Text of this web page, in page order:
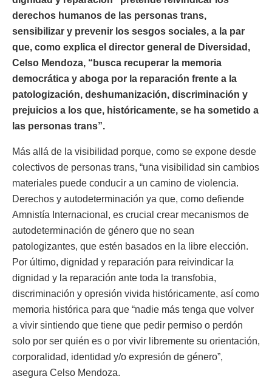
derechos humanos de las personas trans,
sensibilizar y prevenir los sesgos sociales, a la par
que, como explica el director general de Diversidad,
Celso Mendoza, “busca recuperar la memoria
democrática y aboga por la reparación frente a la
patologización, deshumanización, discriminación y
prejuicios a los que, históricamente, se ha sometido a
las personas trans”.
Más allá de la visibilidad porque, como se expone desde
colectivos de personas trans, “una visibilidad sin cambios
materiales puede conducir a un camino de violencia.
Derechos y autodeterminación ya que, como defiende
Amnistía Internacional, es crucial crear mecanismos de
autodeterminación de género que no sean
patologizantes, que estén basados en la libre elección.
Por último, dignidad y reparación para reivindicar la
dignidad y la reparación ante toda la transfobia,
discriminación y opresión vivida históricamente, así como
memoria histórica para que “nadie más tenga que volver
a vivir sintiendo que tiene que pedir permiso o perdón
solo por ser quién es o por vivir libremente su orientación,
corporalidad, identidad y/o expresión de género”,
asegura Celso Mendoza.